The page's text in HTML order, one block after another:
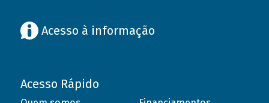
Acesso à informação
Acesso Rápido